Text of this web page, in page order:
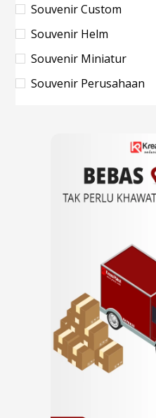
Souvenir Custom
Souvenir Helm
Souvenir Miniatur
Souvenir Perusahaan